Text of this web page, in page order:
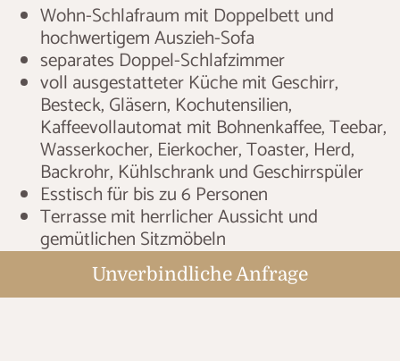
Wohn-Schlafraum mit Doppelbett und
hochwertigem Auszieh-Sofa
separates Doppel-Schlafzimmer
voll ausgestatteter Küche mit Geschirr,
Besteck, Gläsern, Kochutensilien,
Kaffeevollautomat mit Bohnenkaffee, Teebar,
Wasserkocher, Eierkocher, Toaster, Herd,
Backrohr, Kühlschrank und Geschirrspüler
Esstisch für bis zu 6 Personen
Terrasse mit herrlicher Aussicht und
gemütlichen Sitzmöbeln
Bad mit DU/WC
Flat-TV in jedem Raum, Telefon, WLAN
privater Whirlpool, ganzjährig beheizt auf
Unverbindliche Anfrage